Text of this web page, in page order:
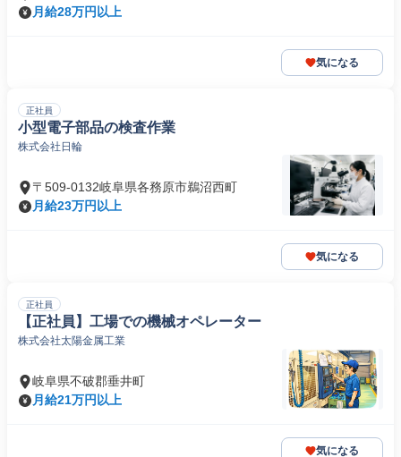
月給28万円以上
気になる
正社員
小型電子部品の検査作業
株式会社日輪
〒509-0132岐阜県各務原市鵜沼西町
月給23万円以上
気になる
正社員
【正社員】工場での機械オペレーター
株式会社太陽金属工業
岐阜県不破郡垂井町
月給21万円以上
気になる